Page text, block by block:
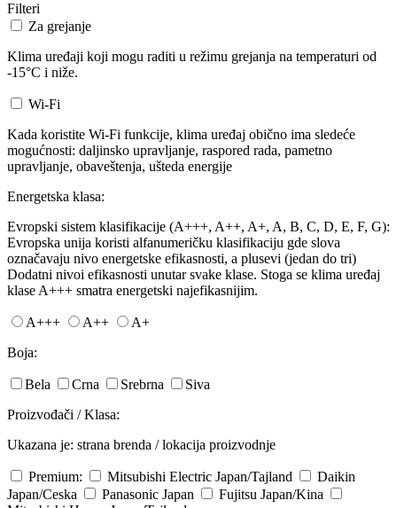
Filteri
Za grejanje
Klima uređaji koji mogu raditi u režimu grejanja na temperaturi od
-15°C i niže.
Wi-Fi
Kada koristite Wi-Fi funkcije, klima uređaj obično ima sledeće
mogućnosti: daljinsko upravljanje, raspored rada, pametno
upravljanje, obaveštenja, ušteda energije
Energetska klasa:
Evropski sistem klasifikacije (A+++, A++, A+, A, B, C, D, E, F, G):
Evropska unija koristi alfanumeričku klasifikaciju gde slova
označavaju nivo energetske efikasnosti, a plusevi (jedan do tri)
Dodatni nivoi efikasnosti unutar svake klase. Stoga se klima uređaj
klase A+++ smatra energetski najefikasnijim.
A+++ A++
A+
Boja:
Bela Crna Srebrna
Siva
Proizvođači / Klasa:
Ukazana je: strana brenda / lokacija proizvodnje
Premium: Mitsubishi Electric Japan/Tajland
Daikin
Japan/Ceska
Panasonic Japan Fujitsu Japan/Kina